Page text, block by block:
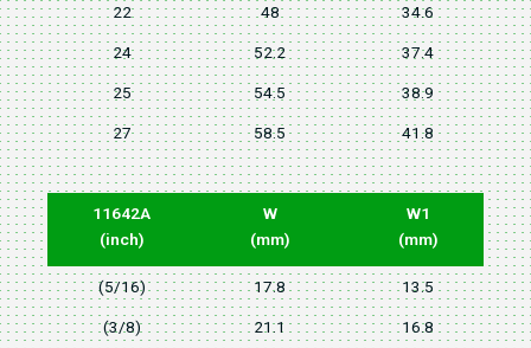
22 48 34.6
24 52.2 37.4
25 54.5 38.9
27 58.5 41.8
11642A
(inch)
W
(mm)
W1
(mm)
(5/16) 17.8 13.5
(3/8) 21.1 16.8